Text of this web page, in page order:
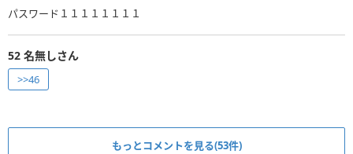
52 名無しさん
>>46
もっとコメントを見る(53件)